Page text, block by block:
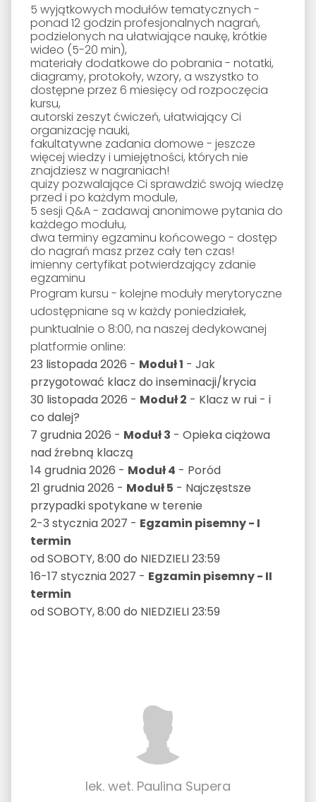
5 wyjątkowych modułów tematycznych -
ponad 12 godzin profesjonalnych nagrań,
podzielonych na ułatwiające naukę, krótkie
wideo (5-20 min),
materiały dodatkowe do pobrania - notatki,
diagramy, protokoły, wzory, a wszystko to
dostępne przez 6 miesięcy od rozpoczęcia
kursu,
autorski zeszyt ćwiczeń, ułatwiający Ci
organizację nauki,
fakultatywne zadania domowe - jeszcze
więcej wiedzy i umiejętności, których nie
znajdziesz w nagraniach!
quizy pozwalające Ci sprawdzić swoją wiedzę
przed i po każdym module,
5 sesji Q&A - zadawaj anonimowe pytania do
każdego modułu,
dwa terminy egzaminu końcowego - dostęp
do nagrań masz przez cały ten czas!
imienny certyfikat potwierdzający zdanie
egzaminu
Program kursu - kolejne moduły merytoryczne
udostępniane są w każdy poniedziałek,
punktualnie o 8:00, na naszej dedykowanej
platformie online:
23 listopada 2026 - Moduł 1 - Jak
przygotować klacz do inseminacji/krycia
30 listopada 2026 - Moduł 2 - Klacz w rui - i
co dalej?
7 grudnia 2026 - Moduł 3 - Opieka ciążowa
nad źrebną klaczą
14 grudnia 2026 - Moduł 4 - Poród
21 grudnia 2026 - Moduł 5 - Najczęstsze
przypadki spotykane w terenie
2-3 stycznia 2027 - Egzamin pisemny - I
termin
od SOBOTY, 8:00 do NIEDZIELI 23:59
16-17 stycznia 2027 - Egzamin pisemny - II
termin
od SOBOTY, 8:00 do NIEDZIELI 23:59
lek. wet. Paulina Supera